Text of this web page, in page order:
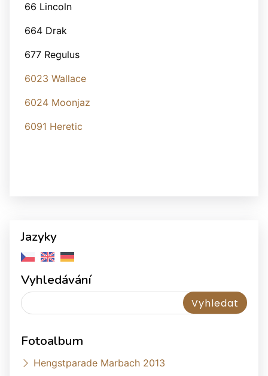
66 Lincoln
664 Drak
677 Regulus
6023 Wallace
6024 Moonjaz
6091 Heretic
Jazyky
Vyhledávání
Fotoalbum
Hengstparade Marbach 2013